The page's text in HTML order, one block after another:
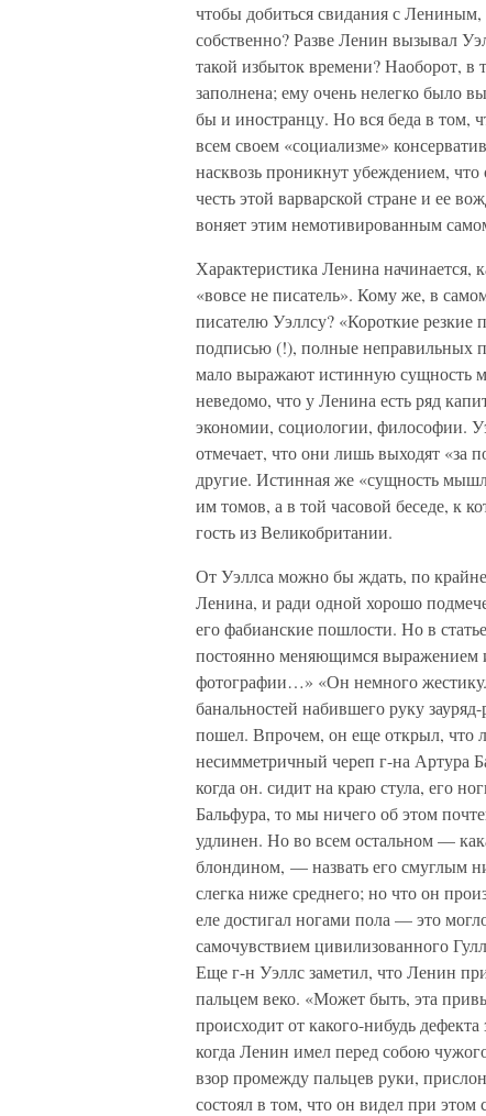
чтобы добиться свидания с
собственно? Разве Ленин вызывал
такой избыток времени? Наоборот,
заполнена; ему очень нелегко было
бы и иностранцу. Но вся беда в том,
всем своем «социализме»
насквозь проникнут убеждением,
честь этой варварской стране и ее
воняет этим немотивированным
Характеристика Ленина начинается,
«вовсе не писатель». Кому же, в
писателю Уэллсу? «Короткие
подписью (!), полные неправильных
мало выражают истинную сущность
неведомо, что у Ленина есть ряд
экономии, социологии, философии.
отмечает, что они лишь выходят «за
другие. Истинная же «сущность
им томов, а в той часовой беседе, к
гость из Великобритании.
От Уэллса можно бы ждать, по
Ленина, и ради одной хорошо
его фабианские пошлости. Но в
постоянно меняющимся
фотографии…» «Он немного
банальностей набившего руку
пошел. Впрочем, он еще открыл, что
несимметричный череп г-на Артура
когда он. сидит на краю стула, его
Бальфура, то мы ничего об этом
удлинен. Но во всем остальном —
блондином, — назвать его смуглым
слегка ниже среднего; но что он
еле достигал ногами пола — это
самочувствием цивилизованного
Еще г-н Уэллс заметил, что Ленин
пальцем веко. «Может быть, эта
происходит от какого-нибудь
когда Ленин имел перед собою
взор промежду пальцев руки,
состоял в том, что он видел при